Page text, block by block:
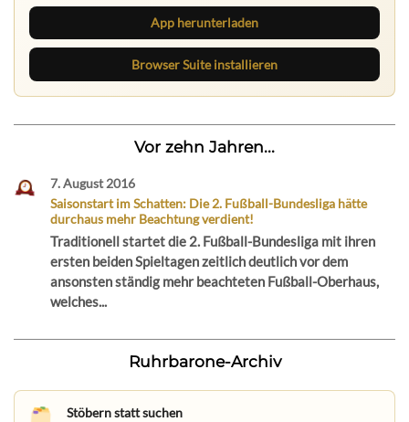
App herunterladen
Browser Suite installieren
Vor zehn Jahren...
7. August 2016
Saisonstart im Schatten: Die 2. Fußball-Bundesliga hätte
durchaus mehr Beachtung verdient!
Traditionell startet die 2. Fußball-Bundesliga mit ihren
ersten beiden Spieltagen zeitlich deutlich vor dem
ansonsten ständig mehr beachteten Fußball-Oberhaus,
welches...
Ruhrbarone-Archiv
Stöbern statt suchen